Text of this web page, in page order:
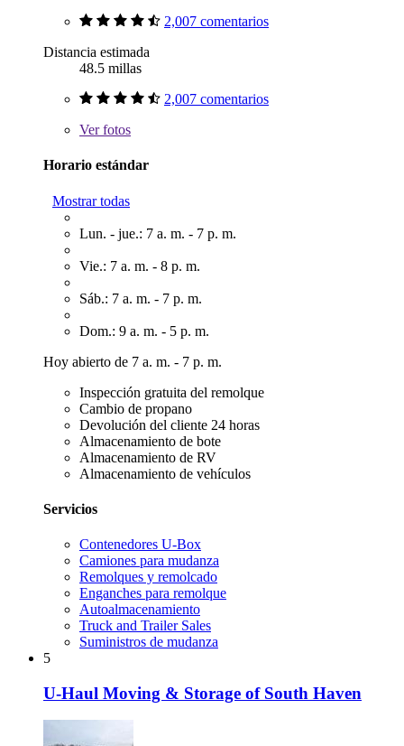
2,007 comentarios
Distancia estimada
48.5 millas
2,007 comentarios
Verfotos
Horario estándar
Mostrar todas
Lun. - jue.: 7 a. m. - 7 p. m.
Vie.: 7 a. m. - 8 p. m.
Sáb.: 7 a. m. - 7 p. m.
Dom.: 9 a. m. - 5 p. m.
Hoy abierto de 7 a. m. - 7 p. m.
Inspección gratuita del remolque
Cambio de propano
Devolución del cliente 24 horas
Almacenamiento de bote
Almacenamiento de RV
Almacenamiento de vehículos
Servicios
Contenedores U-Box
Camiones para mudanza
Remolques y remolcado
Enganches para remolque
Autoalmacenamiento
Truck and Trailer Sales
Suministros de mudanza
5
U-Haul Moving & Storage of South Haven